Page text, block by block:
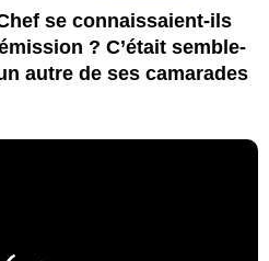
se connaissaient-ils
? C’était semble-
autre de ses camarades